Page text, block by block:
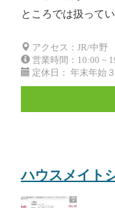
ところでは扱って
アクセス：JR/中野
営業時間：10:00 ~
定休日： 年末年始
ハウスメイト